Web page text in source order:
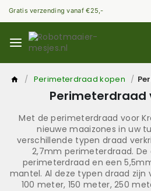
Gratis verzending vanaf €25,-
/ Perimeterdraad kopen /
Perimeterdraad
Met de perimeterdraad voor
nieuwe maaizones in uw
verschillende typen draad
2,7mm perimeterdraad. De
perimeterdraad en een
mantel. Al deze typen draad zijn
100 meter, 150 meter, 250